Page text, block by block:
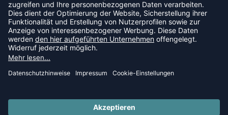
Sofortüberweisung
NEWSLETTER